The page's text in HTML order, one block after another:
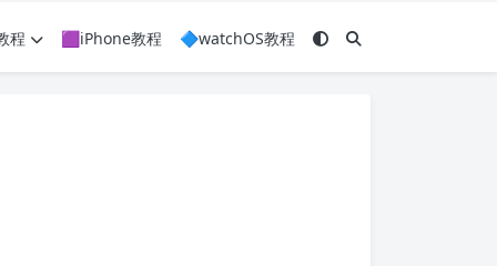
程 🟪iPhone教程 🔷watchOS教程